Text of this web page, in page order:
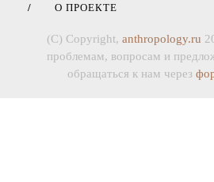
О ПРОЕКТЕ
(C) Copyright, anthropology.ru
проблемам, вопросам и
обращаться к нам через